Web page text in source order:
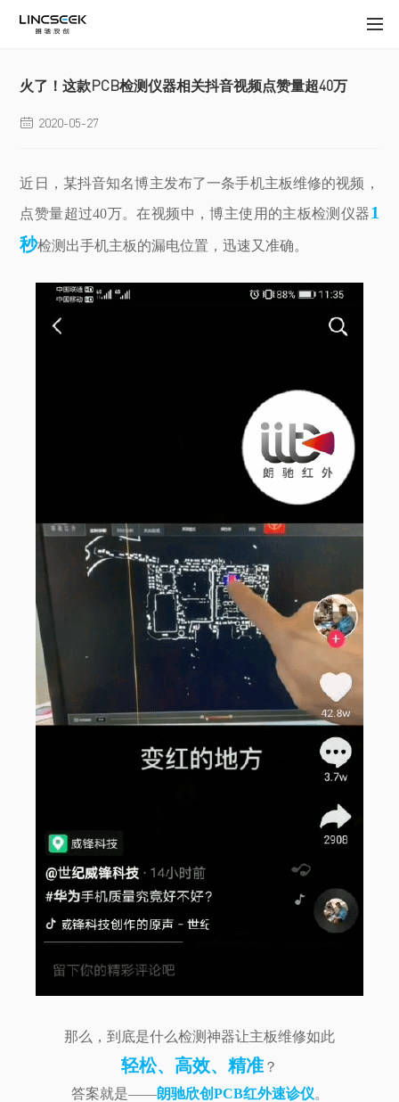
火了！这款PCB检测仪器相关抖音视频点赞量超40万
 2020-05-27
近日，某抖音知名博主发布了一条手机主板维修的视频，
点赞量超过40万。在视频中，博主使用的主板检测仪器1
秒检测出手机主板的漏电位置，迅速又准确。
那么，到底是什么检测神器让主板维修如此
轻松、高效、精准 ？
答案就是——朗驰欣创PCB红外速诊仪。